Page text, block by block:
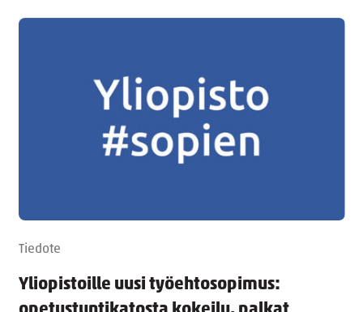
Tiedote
Yliopistoille uusi työehtosopimus: